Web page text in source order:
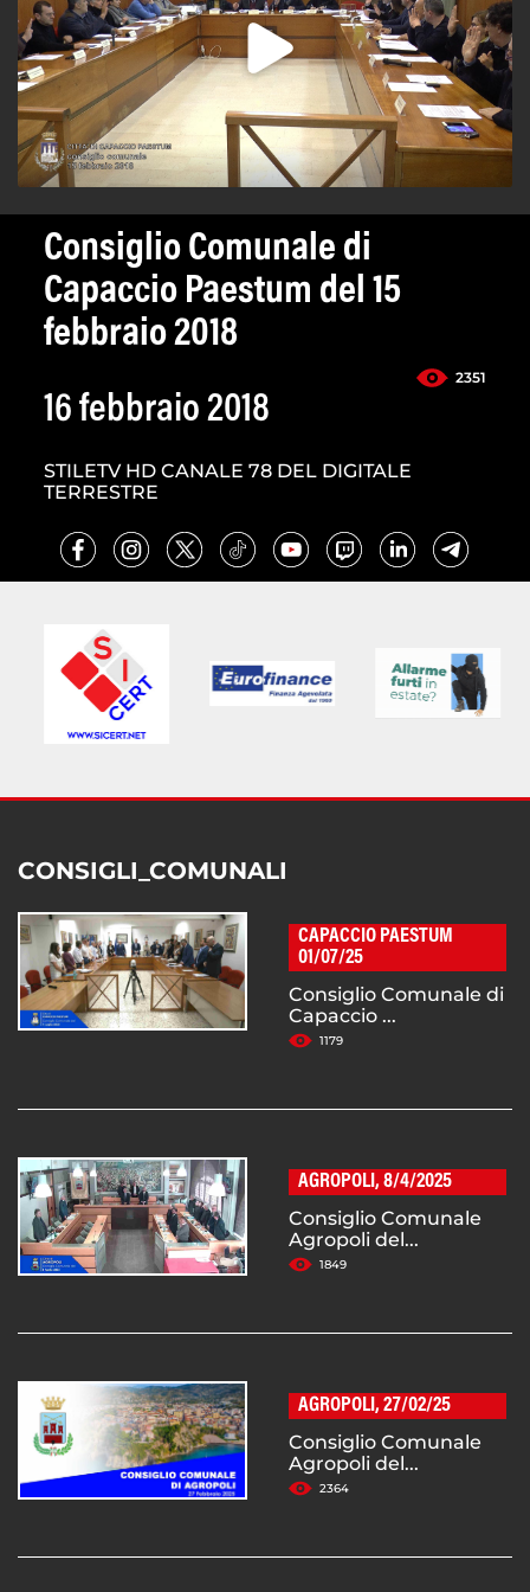
Consiglio Comunale di
Capaccio Paestum del 15
febbraio 2018
2351
16 febbraio 2018
STILETV HD CANALE 78 DEL DIGITALE
TERRESTRE
CONSIGLI_COMUNALI
CAPACCIO PAESTUM
01/07/25
Consiglio Comunale di
Capaccio ...
1179
AGROPOLI, 8/4/2025
Consiglio Comunale
Agropoli del...
1849
AGROPOLI, 27/02/25
Consiglio Comunale
Agropoli del...
2364